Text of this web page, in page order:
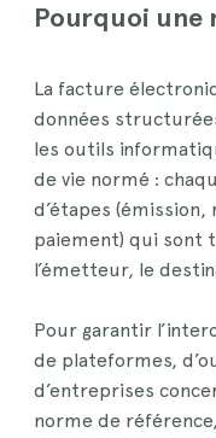
Pourquoi une
La facture
données
les outils
de vie normé :
d’étapes
paiement) qui sont
l’émetteur, le
Pour garantir
de plateformes,
d’entreprises
norme de